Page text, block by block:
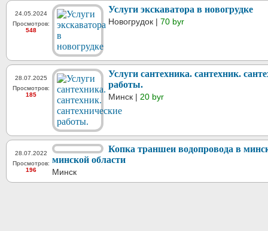
24.05.2024
Просмотров:
548
Услуги экскаватора в новогрудке
Новогрудок | 70 byr
28.07.2025
Просмотров:
185
Услуги сантехника. сантехник.
работы.
Минск | 20 byr
28.07.2022
Просмотров:
196
Копка траншеи водопровода в
минской области
Минск